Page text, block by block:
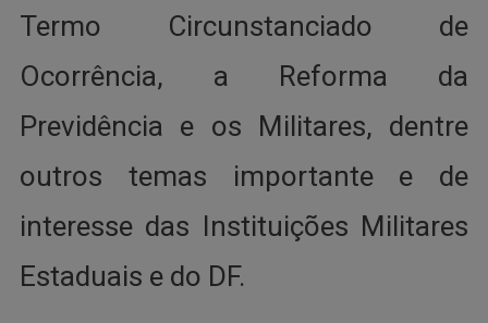
Termo Circunstanciado de
Ocorrência, a Reforma da
Previdência e os Militares, dentre
outros temas importante e de
interesse das Instituições Militares
Estaduais e do DF.